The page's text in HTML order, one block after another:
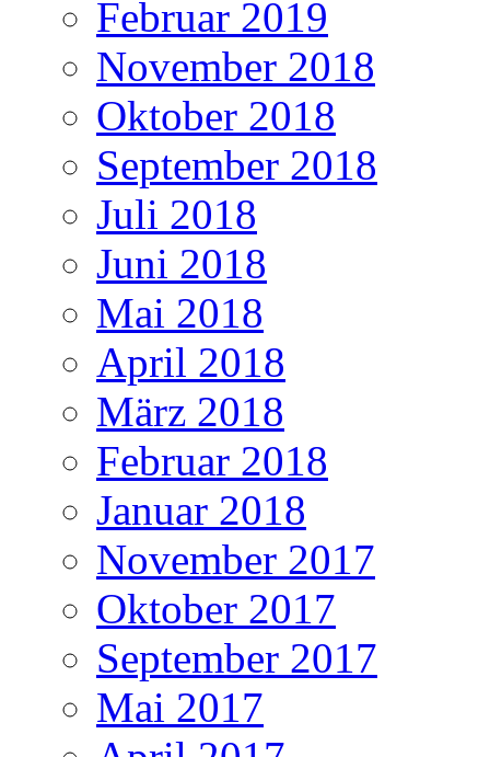
Februar 2019
November 2018
Oktober 2018
September 2018
Juli 2018
Juni 2018
Mai 2018
April 2018
März 2018
Februar 2018
Januar 2018
November 2017
Oktober 2017
September 2017
Mai 2017